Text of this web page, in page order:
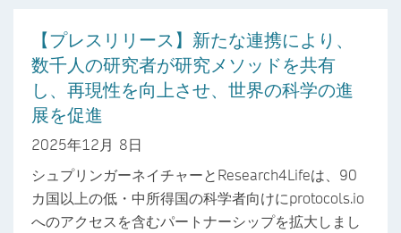
【プレスリリース】新たな連携により、
数千人の研究者が研究メソッドを共有
し、再現性を向上させ、世界の科学の進
展を促進
2025年12月 8日
シュプリンガーネイチャーとResearch4Lifeは、90
カ国以上の低・中所得国の科学者向けにprotocols.io
へのアクセスを含むパートナーシップを拡大しまし